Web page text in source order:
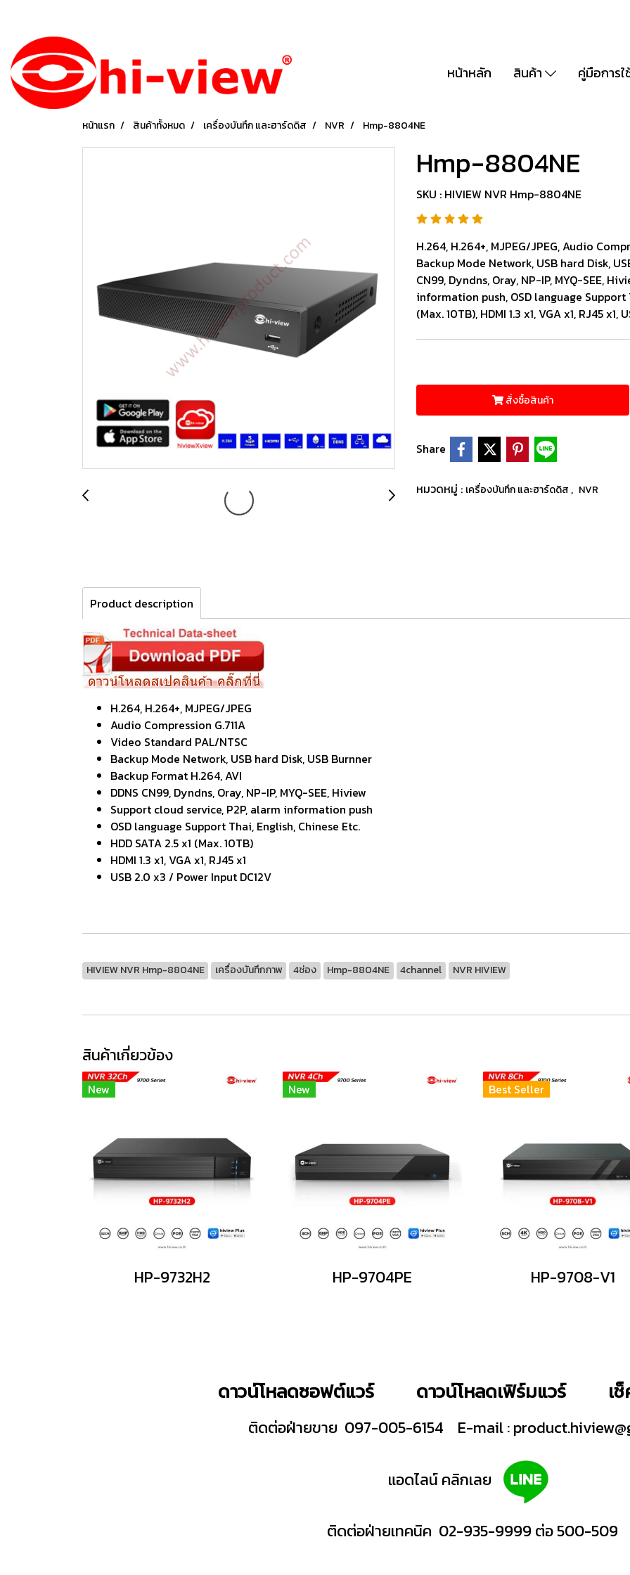
หน้าหลัก สินค้า คู่มือการ
หน้าแรก สินค้าทั้งหมด เครื่องบันทึก และฮาร์ดดิส NVR Hmp-8804NE
Hmp-8804NE
SKU : HIVIEW NVR Hmp-8804NE
H.264, H.264+, MJPEG/JPEG, Audio
Backup Mode Network, USB hard Disk,
CN99, Dyndns, Oray, NP-IP, MYQ-SEE,
information push, OSD language Support
(Max. 10TB), HDMI 1.3 x1, VGA x1, RJ45
สั่งซื้อสินค้า
Share
หมวดหมู่ : เครื่องบันทึก และฮาร์ดดิส , NVR
Product description
H.264, H.264+, MJPEG/JPEG
Audio Compression G.711A
Video Standard PAL/NTSC
Backup Mode Network, USB hard Disk, USB Burnner
Backup Format H.264, AVI
DDNS CN99, Dyndns, Oray, NP-IP, MYQ-SEE, Hiview
Support cloud service, P2P, alarm information push
OSD language Support Thai, English, Chinese Etc.
HDD SATA 2.5 x1 (Max. 10TB)
HDMI 1.3 x1, VGA x1, RJ45 x1
USB 2.0 x3 / Power Input DC12V
HIVIEW NVR Hmp-8804NE เครื่องบันทึกภาพ 4ช่อง Hmp-8804NE 4channel NVR HIVIEW
สินค้าเกี่ยวข้อง
New
HP-9732H2
New
HP-9704PE
Best Seller
HP-9708-V1
ดาวน์โหลดซอฟต์แวร์ ดาวน์โหลดเฟิร์มแวร์ เ
ติดต่อฝ่ายขาย 097-005-6154 E-mail :
แอดไลน์ คลิกเลย
ติดต่อฝ่ายเทคนิค 02-935-9999 ต่อ 500-509